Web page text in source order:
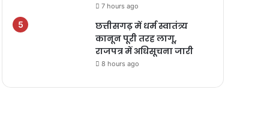
7 hours ago
छत्तीसगढ़ में धर्म स्वातंत्र्य
कानून पूरी तरह लागू,
राजपत्र में अधिसूचना जारी
8 hours ago